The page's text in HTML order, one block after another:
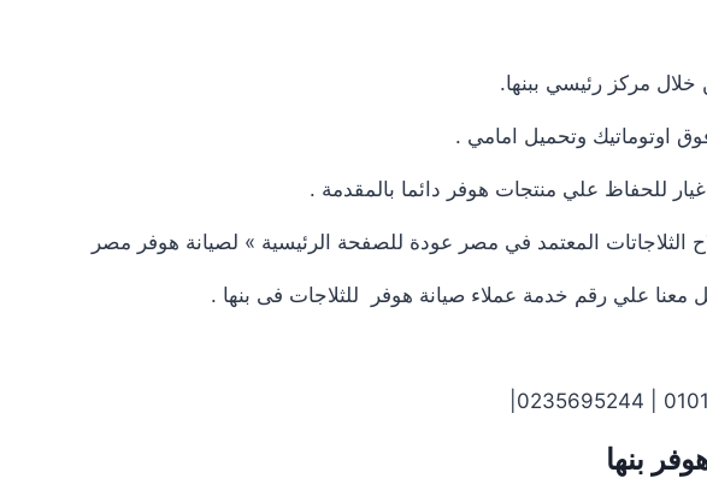
مركز رئيسي ببنها.
اوتوماتيك وتحميل امامي .
للحفاظ علي منتجات هوفر دائما بالمقدمة .
الثلاجاتات المعتمد في مصر عودة للصفحة الرئيسية » لصيانة هوفر مصر
علي رقم خدمة عملاء صيانة هوفر للثلاجات فى بنها .
بنها